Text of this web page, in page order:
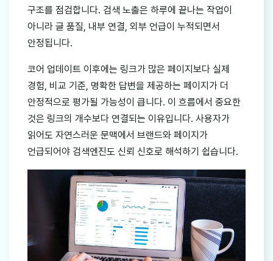
구조를 점검합니다. 검색 노출은 하루에 끝나는 작업이
아니라 글 품질, 내부 연결, 외부 언급이 누적되면서
안정됩니다.
코어 업데이트 이후에는 링크가 많은 페이지보다 실제
경험, 비교 기준, 명확한 답변을 제공하는 페이지가 더
안정적으로 평가될 가능성이 큽니다. 이 흐름에서 중요한
것은 링크의 개수보다 연결되는 이유입니다. 사용자가
읽어도 자연스러운 문맥에서 브랜드와 페이지가
언급되어야 검색엔진도 신뢰 신호로 해석하기 쉽습니다.